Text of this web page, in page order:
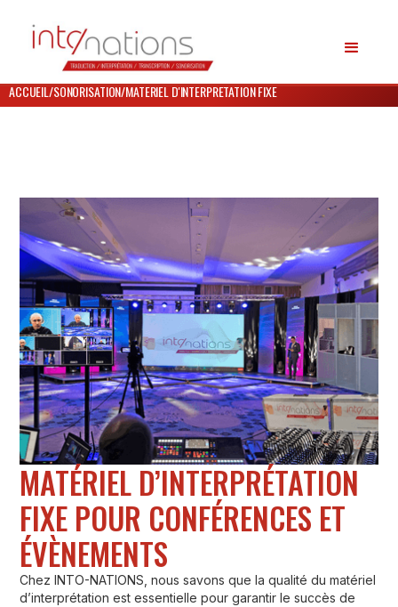
ACCUEIL/SONORISATION/MATERIEL D'INTERPRETATION FIXE
MATÉRIEL D’INTERPRÉTATION
FIXE POUR CONFÉRENCES ET
ÉVÈNEMENTS
Chez INTO-NATIONS, nous savons que la qualité du matériel
d’interprétation est essentielle pour garantir le succès de